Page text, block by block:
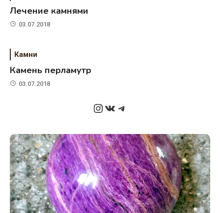
Лечение камнями
03.07.2018
Камни
Камень перламутр
03.07.2018
Instagram
ВКонтакте
Telegram